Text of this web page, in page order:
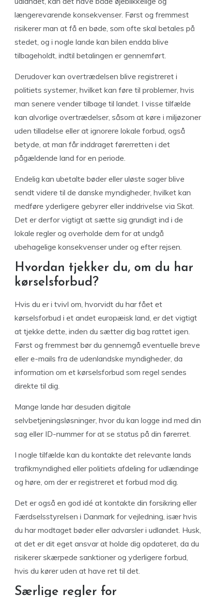
længerevarende konsekvenser. Først og fremmest
risikerer man at få en bøde, som ofte skal betales på
stedet, og i nogle lande kan bilen endda blive
tilbageholdt, indtil betalingen er gennemført.
Derudover kan overtrædelsen blive registreret i
politiets systemer, hvilket kan føre til problemer, hvis
man senere vender tilbage til landet. I visse tilfælde
kan alvorlige overtrædelser, såsom at køre i miljøzoner
uden tilladelse eller at ignorere lokale forbud, også
betyde, at man får inddraget førerretten i det
pågældende land for en periode.
Endelig kan ubetalte bøder eller uløste sager blive
sendt videre til de danske myndigheder, hvilket kan
medføre yderligere gebyrer eller inddrivelse via Skat.
Det er derfor vigtigt at sætte sig grundigt ind i de
lokale regler og overholde dem for at undgå
ubehagelige konsekvenser under og efter rejsen.
Hvordan tjekker du, om du har
kørselsforbud?
Hvis du er i tvivl om, hvorvidt du har fået et
kørselsforbud i et andet europæisk land, er det vigtigt
at tjekke dette, inden du sætter dig bag rattet igen.
Først og fremmest bør du gennemgå eventuelle breve
eller e-mails fra de udenlandske myndigheder, da
information om et kørselsforbud som regel sendes
direkte til dig.
Mange lande har desuden digitale
selvbetjeningsløsninger, hvor du kan logge ind med din
sag eller ID-nummer for at se status på din førerret.
I nogle tilfælde kan du kontakte det relevante lands
trafikmyndighed eller politiets afdeling for udlændinge
og høre, om der er registreret et forbud mod dig.
Det er også en god idé at kontakte din forsikring eller
Færdselsstyrelsen i Danmark for vejledning, især hvis
du har modtaget bøder eller advarsler i udlandet. Husk,
at det er dit eget ansvar at holde dig opdateret, da du
risikerer skærpede sanktioner og yderligere forbud,
hvis du kører uden at have ret til det.
Særlige regler for